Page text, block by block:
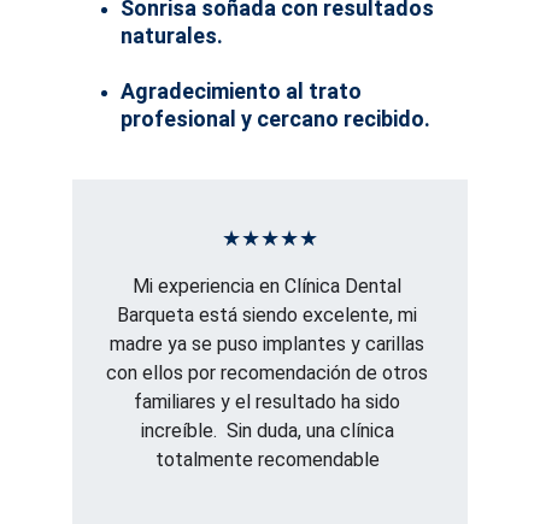
Sonrisa soñada con resultados
naturales.
Agradecimiento al trato
profesional y cercano recibido.
Mi experiencia en Clínica Dental
Barqueta está siendo excelente, mi
madre ya se puso implantes y carillas
con ellos por recomendación de otros
familiares y el resultado ha sido
increíble.  Sin duda, una clínica
totalmente recomendable
★★★★★